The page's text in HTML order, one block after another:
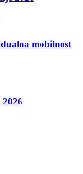
mobilnost